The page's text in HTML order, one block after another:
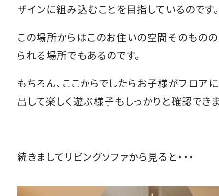
ザインに組み込むことを目指しているのです。
この場所からはこのお住いの空間そのもの
られる場所でもあるのです。
もちろん、ここからでしたらお子様がフロア
出して楽しく遊ぶ様子もしっかりと確認でき
続きましてリビングソファから見ると・・・